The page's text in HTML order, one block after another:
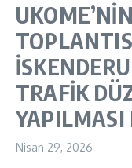
TRAFİK
YAPILMASI
Nisan 29, 2026